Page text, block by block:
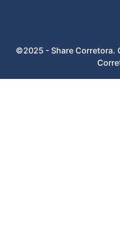
©2025 - Share Corretora.